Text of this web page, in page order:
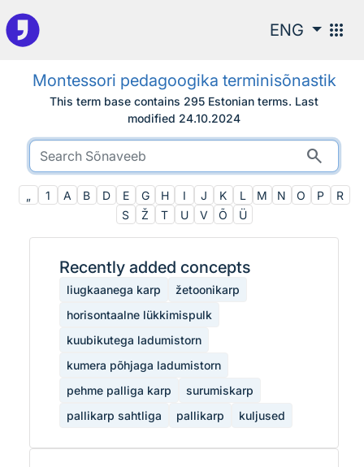
To the search
ENG apps
Montessori pedagoogika terminisõnastik
This term base contains 295 Estonian terms. Last
modified 24.10.2024
search
„ 1 A B D E G H I J K L M N O P
R
S
Ž T U V Õ Ü
Recently added concepts
liugkaanega karp
žetoonikarp
horisontaalne lükkimispulk
kuubikutega ladumistorn
kumera põhjaga ladumistorn
pehme palliga karp
surumiskarp
pallikarp sahtliga
pallikarp kuljused